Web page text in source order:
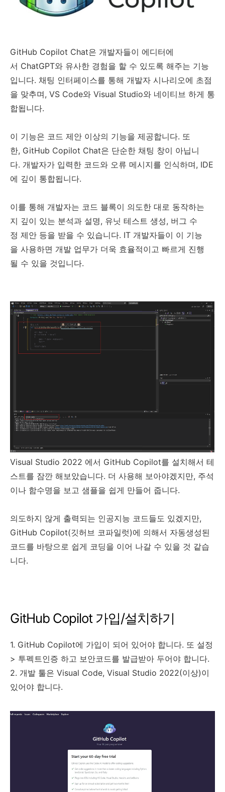
GitHub Copilot Chat은 개발자들이 에디터에
서 ChatGPT와 유사한 경험을 할 수 있도록 해주는 기능
입니다. 채팅 인터페이스를 통해 개발자 시나리오에 초점
을 맞추며, VS Code와 Visual Studio와 네이티브 하게 통
합됩니다.
이 기능은 코드 제안 이상의 기능을 제공합니다. 또
한, GitHub Copilot Chat은 단순한 채팅 창이 아닙니
다. 개발자가 입력한 코드와 오류 메시지를 인식하며, IDE
에 깊이 통합됩니다.
이를 통해 개발자는 코드 블록이 의도한 대로 동작하는
지 깊이 있는 분석과 설명, 유닛 테스트 생성, 버그 수
정 제안 등을 받을 수 있습니다. IT 개발자들이 이 기능
을 사용하면 개발 업무가 더욱 효율적이고 빠르게 진행
될 수 있을 것입니다.
Visual Studio 2022 에서 GitHub Copilot를 설치해서 테
스트를 잠깐 해보았습니다. 더 사용해 보아야겠지만, 주석
이나 함수명을 보고 샘플을 쉽게 만들어 줍니다.
의도하지 않게 출력되는 인공지능 코드들도 있겠지만,
GitHub Copilot(깃허브 코파일럿)에 의해서 자동생성된
코드를 바탕으로 쉽게 코딩을 이어 나갈 수 있을 것 같습
니다.
GitHub Copilot 가입/설치하기
1. GitHub Copilot에 가입이 되어 있어야 합니다. 또 설정
> 투펙트인증 하고 보안코드를 발급받아 두어야 합니다.
2. 개발 툴은 Visual Code, Visual Studio 2022(이상)이
있어야 합니다.